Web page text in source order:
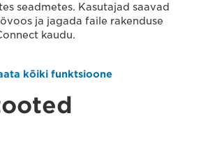
seadmetes. Kasutajad saavad
ja jagada faile rakenduse
kaudu.
kõiki funktsioone